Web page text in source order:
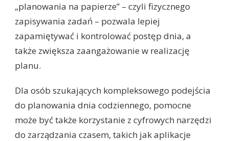
„planowania na papierze” – czyli fizycznego
zapisywania zadań – pozwala lepiej
zapamiętywać i kontrolować postęp dnia, a
także zwiększa zaangażowanie w realizację
planu.
Dla osób szukających kompleksowego podejścia
do planowania dnia codziennego, pomocne
może być także korzystanie z cyfrowych narzędzi
do zarządzania czasem, takich jak aplikacje